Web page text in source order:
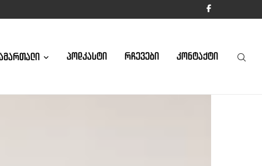
ᲞᲝᲓᲙᲐᲡᲢᲘ ᲠᲩᲔᲕᲔᲑᲘ ᲙᲝᲜᲢᲐᲥᲢᲘ